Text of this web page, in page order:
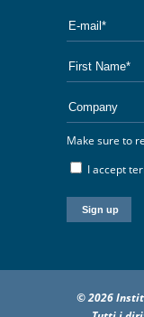
Make sure to
I accept
© 2026